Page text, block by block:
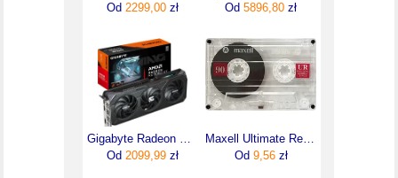
Od 2299,00 zł
Od 5896,80 zł
Gigabyte Radeon RX 9060 XT GAMING OC 16GB GDDR6 FSR (GVR9060XTGAMINGOC16GD)
Od 2099,99 zł
Maxell Ultimate Recording UR90 5 - pk (0032-5)
Od 9,56zł